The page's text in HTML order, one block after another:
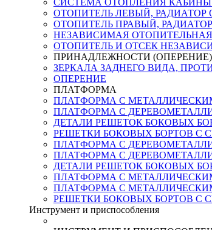
СИСТЕМА ОТОПЛЕНИЯ КАБИНЫ
ОТОПИТЕЛЬ ЛЕВЫЙ, РАДИАТОР
ОТОПИТЕЛЬ ПРАВЫЙ,
НЕЗАВИСИМАЯ
ОТОПИТЕЛЬ И ОТСЕК
ПРИНАДЛЕЖНОСТИ (ОПЕРЕНИЕ)
ЗЕРКАЛА ЗАДНЕГО ВИДА,
ОПЕРЕНИЕ
ПЛАТФОРМА
ПЛАТФОРМА С
ПЛАТФОРМА С
ДЕТАЛИ РЕШЕТОК БОКОВЫХ
РЕШЕТКИ БОКОВЫХ БОРТОВ С
ПЛАТФОРМА С
ПЛАТФОРМА С
ДЕТАЛИ РЕШЕТОК БОКОВЫХ
ПЛАТФОРМА С
ПЛАТФОРМА С
РЕШЕТКИ БОКОВЫХ БОРТОВ С
Инструмент и приспособления